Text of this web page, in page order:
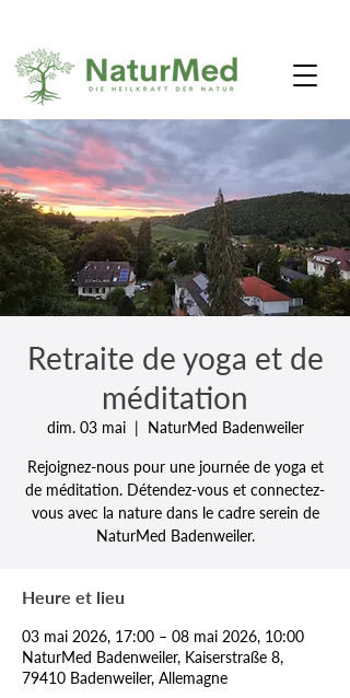
Retraite de yoga et de
méditation
dim. 03 mai
  |
NaturMed Badenweiler
Rejoignez-nous pour une journée de yoga et
de méditation. Détendez-vous et connectez-
vous avec la nature dans le cadre serein de
NaturMed Badenweiler.
Heure et lieu
03 mai 2026, 17:00 – 08 mai 2026, 10:00
NaturMed Badenweiler, Kaiserstraße 8,
79410 Badenweiler, Allemagne